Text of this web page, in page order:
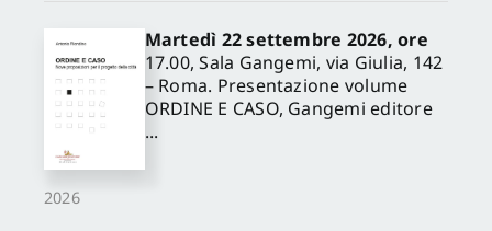
2026
Martedì 22 settembre 2026, ore
17.00, Sala Gangemi, via Giulia, 142
– Roma. Presentazione volume
ORDINE E CASO, Gangemi editore
...